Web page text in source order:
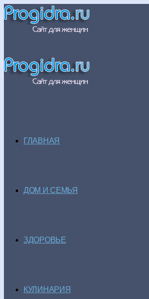
ГЛАВНАЯ
ДОМ И СЕМЬЯ
ЗДОРОВЬЕ
КУЛИНАРИЯ